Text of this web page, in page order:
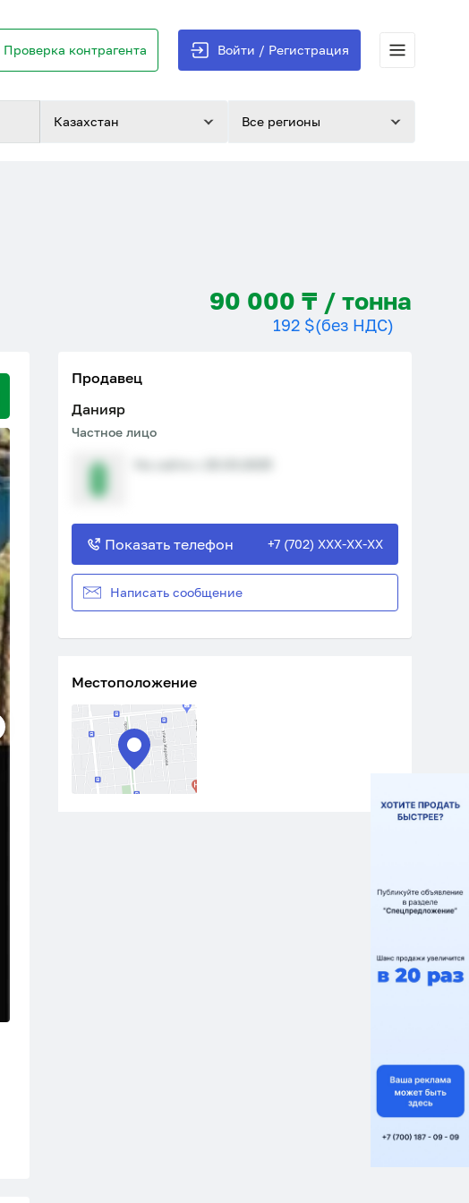
Проверка контрагента Войти / Регистрация
Казахстан Все регионы
90 000 ₸ / тонна
192 $(без НДС)
Продавец
Данияр
Частное лицо
Показать телефон +7 (702) XXX-XX-XX
Написать сообщение
Местоположение